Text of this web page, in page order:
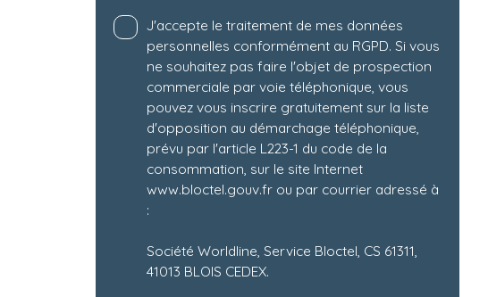
J'accepte le traitement de mes données
personnelles conformément au RGPD. Si vous
ne souhaitez pas faire l'objet de prospection
commerciale par voie téléphonique, vous
pouvez vous inscrire gratuitement sur la liste
d'opposition au démarchage téléphonique,
prévu par l'article L223-1 du code de la
consommation, sur le site Internet
www.bloctel.gouv.fr ou par courrier adressé à
:
Société Worldline, Service Bloctel, CS 61311,
41013 BLOIS CEDEX.